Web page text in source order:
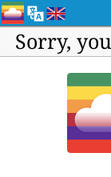
Sorry,